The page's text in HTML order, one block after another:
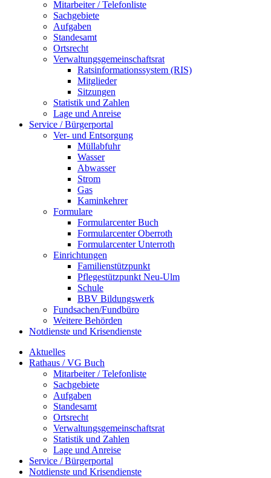
Mitarbeiter / Telefonliste
Sachgebiete
Aufgaben
Standesamt
Ortsrecht
Verwaltungsgemeinschaftsrat
Ratsinformationssystem (RIS)
Mitglieder
Sitzungen
Statistik und Zahlen
Lage und Anreise
Service / Bürgerportal
Ver- und Entsorgung
Müllabfuhr
Wasser
Abwasser
Strom
Gas
Kaminkehrer
Formulare
Formularcenter Buch
Formularcenter Oberroth
Formularcenter Unterroth
Einrichtungen
Familienstützpunkt
Pflegestützpunkt Neu-Ulm
Schule
BBV Bildungswerk
Fundsachen/Fundbüro
Weitere Behörden
Notdienste und Krisendienste
Aktuelles
Rathaus / VG Buch
Mitarbeiter / Telefonliste
Sachgebiete
Aufgaben
Standesamt
Ortsrecht
Verwaltungsgemeinschaftsrat
Statistik und Zahlen
Lage und Anreise
Service / Bürgerportal
Notdienste und Krisendienste